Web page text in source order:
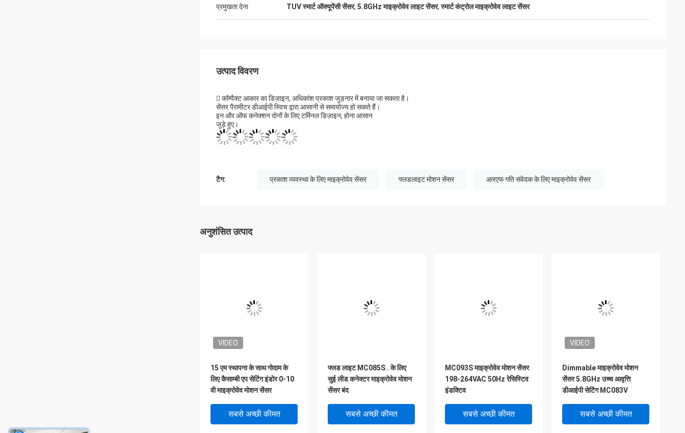
प्रमुखता देना TUV स्मार्ट ऑक्यूपेंसी सेंसर, 5.8GHz माइक्रोवेव लाइट सेंसर,स्मार्ट कंट्रोल माइक्रोवेव लाइट सेंसर
उत्पाद विवरण
 कॉम्पैक्ट आकार का डिज़ाइन, अधिकांश प्रकाश जुड़नार में बनाया जा सकता है।
सेंसर पैरामीटर डीआईपी स्विच द्वारा आसानी से समायोज्य हो सकते हैं।
इन और ऑफ कनेक्शन दोनों के लिए टर्मिनल डिज़ाइन, होना आसान
जुड़े हुए।